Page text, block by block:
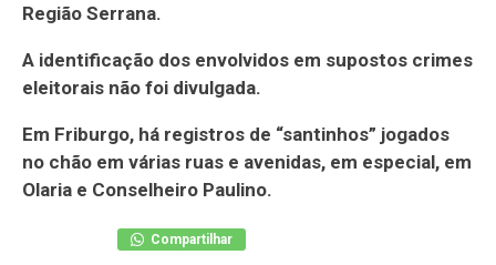
Região Serrana.
A identificação dos envolvidos em supostos crimes
eleitorais não foi divulgada.
Em Friburgo, há registros de “santinhos” jogados
no chão em várias ruas e avenidas, em especial, em
Olaria e Conselheiro Paulino.
Compartilhar